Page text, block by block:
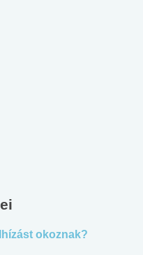
okoznak?